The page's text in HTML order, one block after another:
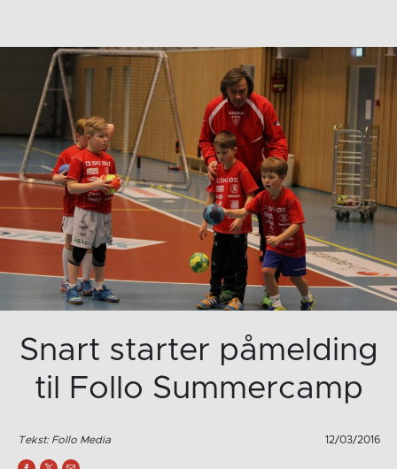
Snart starter påmelding
til Follo Summercamp
Tekst: Follo Media 12/03/2016